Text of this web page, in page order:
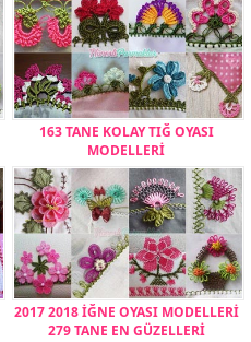
163 TANE KOLAY TIĞ OYASI
MODELLERİ
2017 2018 İĞNE OYASI MODELLERİ
279 TANE EN GÜZELLERİ